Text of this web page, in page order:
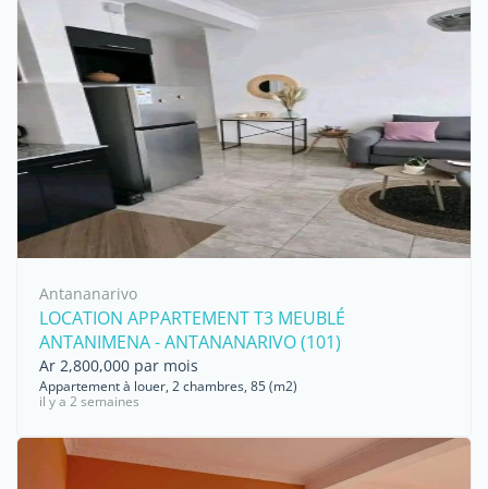
Antananarivo
LOCATION APPARTEMENT T3 MEUBLÉ
ANTANIMENA - ANTANANARIVO (101)
Ar 2,800,000 par mois
Appartement à louer, 2 chambres, 85 (m2)
il y a 2 semaines